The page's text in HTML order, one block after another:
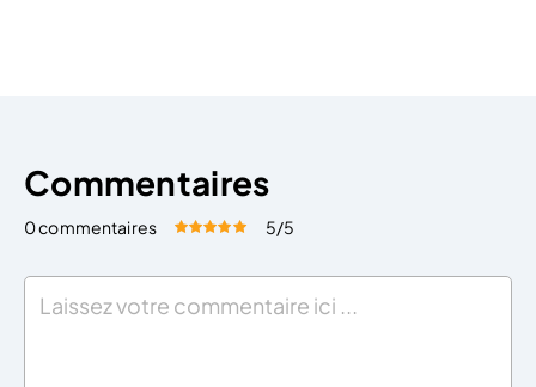
Commentaires
0 commentaires Évaluez cet article:
5/5